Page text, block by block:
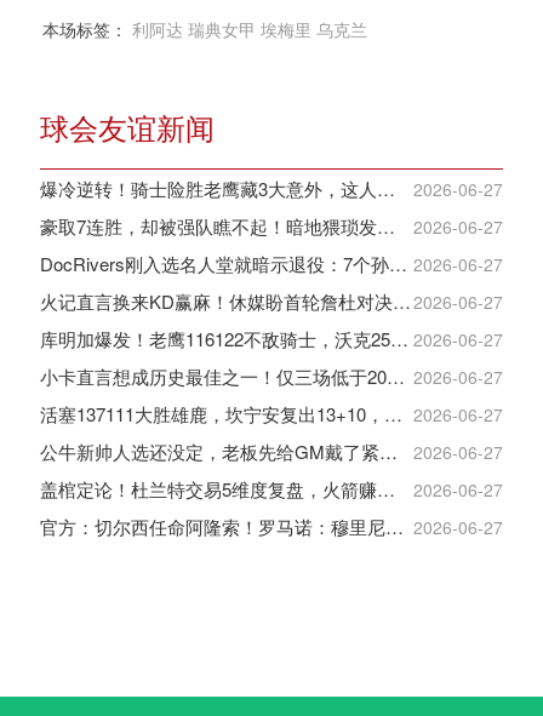
本场标签： 利阿达 瑞典女甲 埃梅里 乌克兰
球会友谊新闻
爆冷逆转！骑士险胜老鹰藏3大意外，这人彻底沦为季后赛鸡肋 2026-06-27
豪取7连胜，却被强队瞧不起！暗地猥琐发育，雷霆卫冕的劲敌来了 2026-06-27
DocRivers刚入选名人堂就暗示退役：7个孙辈等不起了 2026-06-27
火记直言换来KD赢麻！休媒盼首轮詹杜对决：湖人内部生嫌隙利火箭2026-06-27
库明加爆发！老鹰116122不敌骑士，沃克25+4+2+2，约翰逊12+11+6 2026-06-27
小卡直言想成历史最佳之一！仅三场低于20+入巅峰保底最佳三阵 2026-06-27
活塞137111大胜雄鹿，坎宁安复出13+10，杜伦21分9板 2026-06-27
公牛新帅人选还没定，老板先给GM戴了紧箍咒 2026-06-27
盖棺定论！杜兰特交易5维度复盘，火箭赚大了，太阳只赢在未来 2026-06-27
官方：切尔西任命阿隆索！罗马诺：穆里尼奥对重返皇马感到激动！ 2026-06-27